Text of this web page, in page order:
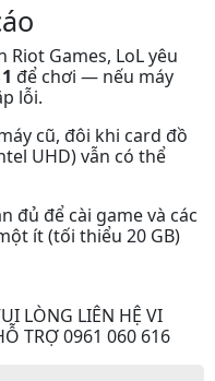
Games, LoL yêu
để chơi — nếu máy
lỗi.
cũ, đôi khi card đồ
UHD) vẫn có thể
đủ để cài game và các
ít (tối thiểu 20 GB)
LÒNG LIÊN HỆ VI
TRỢ 0961 060 616